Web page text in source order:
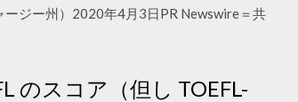
ジー州）2020年4月3日PR Newswire＝共
のスコア（但し TOEFL-